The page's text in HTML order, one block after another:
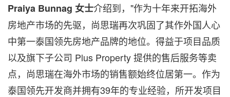
Praiya Bunnag 女士介绍到，"作为十年来开拓海外
房地产市场的先驱，尚思瑞再次巩固了其作外国人心
中第一泰国领先房地产品牌的地位。得益于项目品质
以及旗下子公司 Plus Property 提供的售后服务等卖
点，尚思瑞在海外市场的销售额始终位居第一。作为
泰国领先开发商并拥有39年的专业经验，所开发项目